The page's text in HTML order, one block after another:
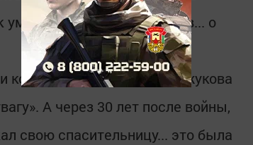
умер от полученных ожогов... о
командира, медсестра Бажукова
А через 30 лет после войны,
свою спасительницу... это была